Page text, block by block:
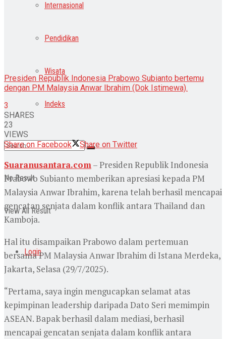
Internasional
Pendidikan
Wisata
Indeks
No Result
View All Result
Login
Presiden Republik Indonesia Prabowo Subianto bertemu
dengan PM Malaysia Anwar Ibrahim (Dok Istimewa).
3
SHARES
23
VIEWS
Share on Facebook
Share on Twitter
Suaranusantara.com– Presiden Republik Indonesia
Prabowo Subianto memberikan apresiasi kepada PM
Malaysia Anwar Ibrahim, karena telah berhasil mencapai
gencatan senjata dalam konflik antara Thailand dan
Kamboja.
Hal itu disampaikan Prabowo dalam pertemuan
bersama PM Malaysia Anwar Ibrahim di Istana Merdeka,
Jakarta, Selasa (29/7/2025).
“Pertama, saya ingin mengucapkan selamat atas
kepimpinan leadership daripada Dato Seri memimpin
ASEAN. Bapak berhasil dalam mediasi, berhasil
mencapai gencatan senjata dalam konflik antara